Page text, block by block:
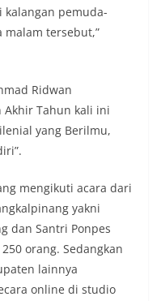
pemuda-
tersebut,”
Ridwan
Akhir Tahun kali ini
yang Berilmu,
mengikuti acara dari
yakni
dan Santri Ponpes
orang. Sedangkan
lainnya
online di studio